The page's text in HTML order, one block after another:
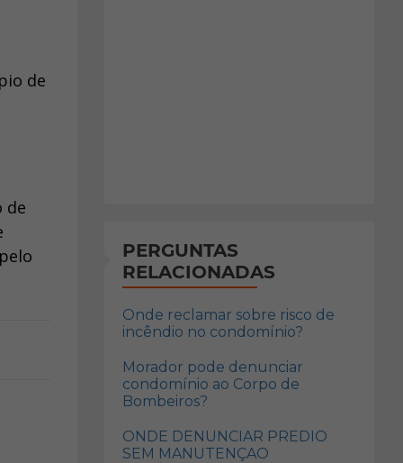
de
de
PERGUNTAS
RELACIONADAS
Onde reclamar sobre risco de
incêndio no condomínio?
Morador pode denunciar
condomínio ao Corpo de
Bombeiros?
ONDE DENUNCIAR PREDIO
SEM MANUTENÇAO